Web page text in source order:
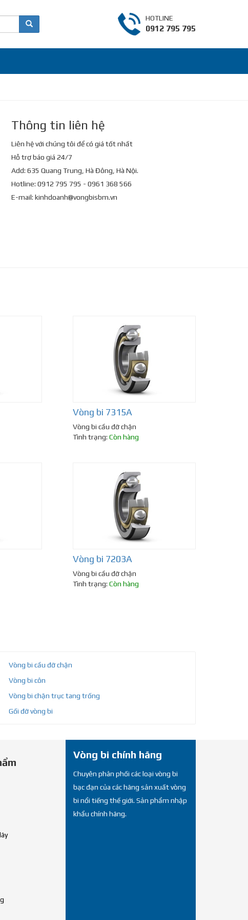
HOTLINE
0912 795 795
Thông tin liên hệ
Liên hệ với chúng tôi để có giá tốt nhất
Hỗ trợ báo giá 24/7
Add: 635 Quang Trung, Hà Đông, Hà Nội.
Hotline: 0912 795 795 - 0961 368 566
E-mail: kinhdoanh@vongbisbm.vn
Vòng bi 7315A
Vòng bi cầu đỡ chặn
Tình trạng: Còn hàng
Vòng bi 7203A
Vòng bi cầu đỡ chặn
Tình trạng: Còn hàng
Vòng bi cầu đỡ chặn
Vòng bi côn
Vòng bi chặn trục tang trống
Gối đỡ vòng bi
Vòng bi chính hãng
Chuyên phân phối các loại vòng bi
bạc đạn của các hãng sản xuất vòng
bi nổi tiếng thế giới. Sản phẩm nhập
khẩu chính hãng.